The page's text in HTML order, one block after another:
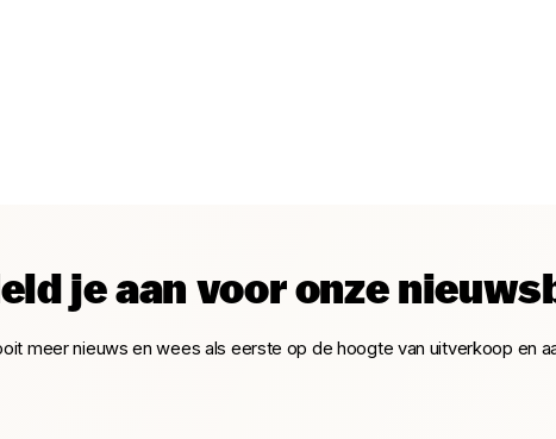
je aan voor onze
meer nieuws en wees als eerste op de hoogte van uitverkoop en